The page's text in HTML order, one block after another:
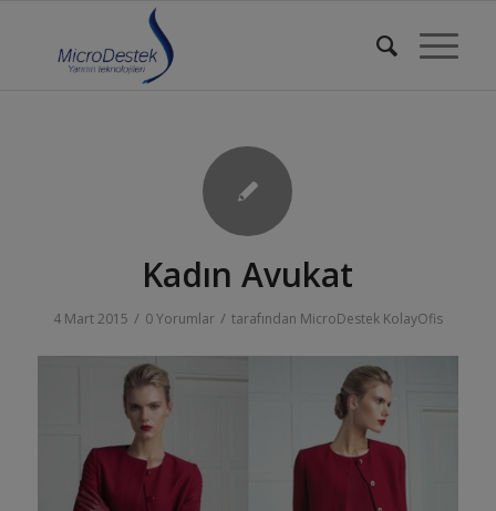
Kadın Avukat
4 Mart 2015 / 0 Yorumlar / tarafından MicroDestek KolayOfis